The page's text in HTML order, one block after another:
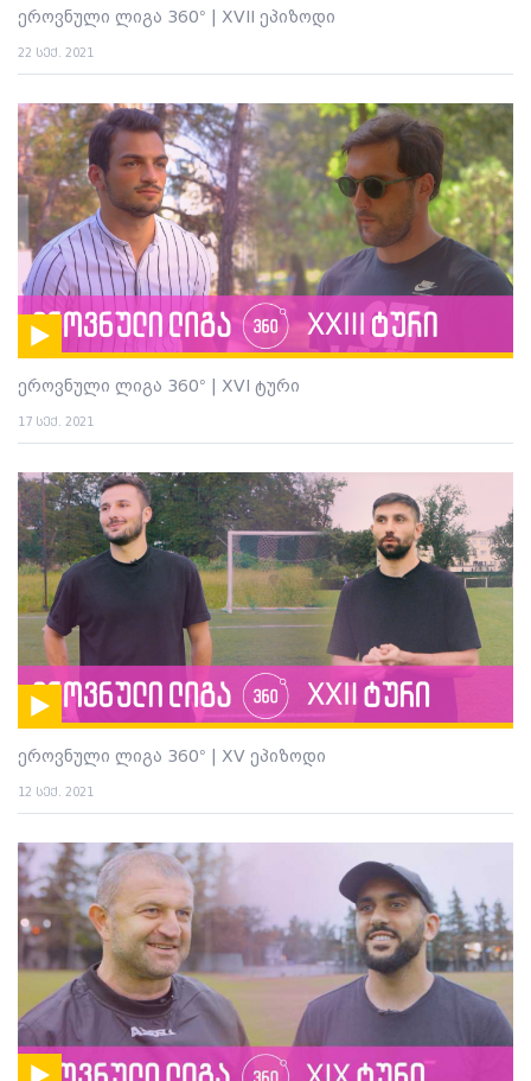
ეროვნული ლიგა 360° | XVII ეპიზოდი
22 სექ. 2021
ეროვნული ლიგა 360° | XVI ტური
17 სექ. 2021
ეროვნული ლიგა 360° | XV ეპიზოდი
12 სექ. 2021